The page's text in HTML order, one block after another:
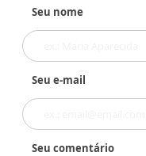
Seu nome
Seu e-mail
Seu comentário